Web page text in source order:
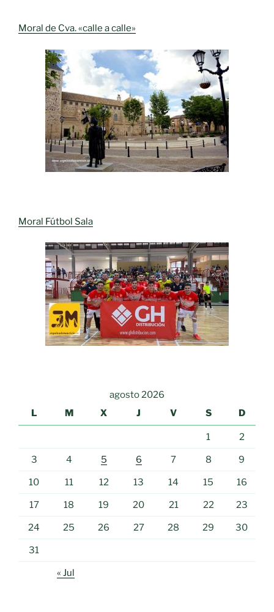
Moral de Cva. «calle a calle»
Moral Fútbol Sala
agosto 2026
L
M X J V S D
1 2
3 4 5 6 7 8 9
10 11 12 13 14 15 16
17 18 19 20 21 22 23
24 25 26 27 28 29 30
31
« Jul